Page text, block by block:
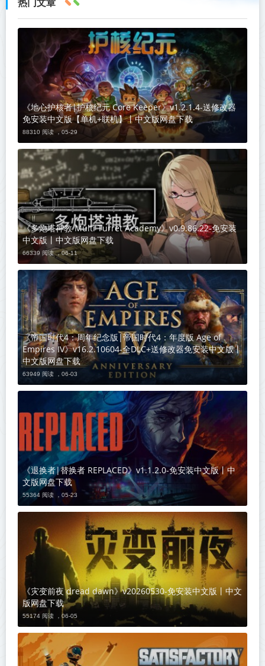
热门文章
《地心护核者|护核纪元 Core Keeper》v1.2.1.4-送修改器
免安装中文版【单机+联机】丨中文版网盘下载
88310 阅读 ，05-29
《多炮塔神教 Multi Turret Academy》v0.9.86.22-免安装
中文版丨中文版网盘下载
66339 阅读 ，06-11
《帝国时代4：周年纪念版|帝国时代4：年度版 Age of
Empires IV》v16.2.10604-全DLC+送修改器免安装中文版丨
中文版网盘下载
63949 阅读 ， 06-03
《退换者|替换者 REPLACED》v1.1.2.0-免安装中文版丨中
文版网盘下载
55364 阅读 ， 05-23
《灾变前夜 dread dawn》v20260530-免安装中文版丨中文
版网盘下载
55174 阅读 ， 06-05